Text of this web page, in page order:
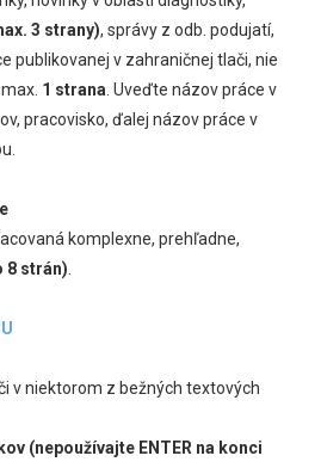
3 strany), správy z odb. podujatí,
publikovanej v zahraničnej tlači, nie
1 strana . Uveďte názov práce v
pracovisko, ďalej názov práce v
komplexne, prehľadne,
8 strán)
v niektorom z bežných textových
(nepoužívajte ENTER na konci